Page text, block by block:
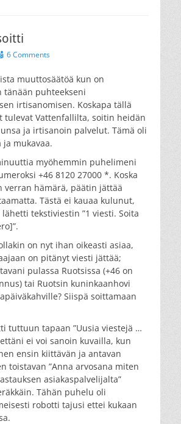
6 Comments
muuttosäätöä kun on
tänään puhteekseni
irtisanomisen. Koskapa tällä
tulevat Vattenfallilta, soitin heidän
ja irtisanoin palvelut. Tämä oli
mukavaa.
myöhemmin puhelimeni
+46 8120 27000 *. Koska
verran hämärä, päätin jättää
Tästä ei kauaa kulunut,
tekstiviestin ”1 viesti. Soita
on nyt ihan oikeasti asiaa,
on pitänyt viesti jättää;
pulassa Ruotsissa (+46 on
tai Ruotsin kuninkaanhovi
Siispä soittamaan
tuttuun tapaan ”Uusia viestejä …
ei voi sanoin kuvailla, kun
ensin kiittävän ja antavan
toistavan ”Anna arvosana miten
asiakaspalvelijalta”
Tähän puhelu oli
robotti tajusi ettei kukaan